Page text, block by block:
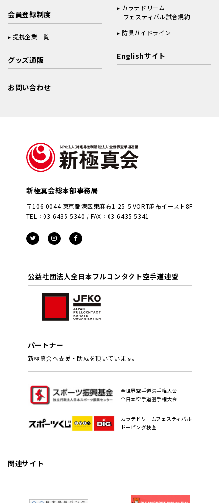
会員登録制度
提携企業一覧
グッズ通販
お問い合わせ
カラテドリーム
フェスティバル試合規約
防具ガイドライン
Englishサイト
新極真会総本部事務局
〒106-0044 東京都港区東麻布1-25-5 VORT麻布イースト8F
TEL：03-6435-5340 / FAX：03-6435-5341
公益社団法人全日本フルコンタクト空手道連盟
パートナー
新極真会へ支援・助成を頂いています。
全世界空手道選手権大会
全日本空手道選手権大会
カラテドリームフェスティバル
ドーピング検査
関連サイト